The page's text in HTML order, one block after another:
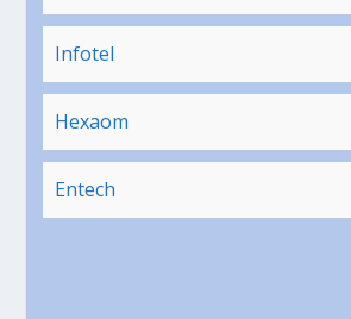
Infotel
Hexaom
Entech